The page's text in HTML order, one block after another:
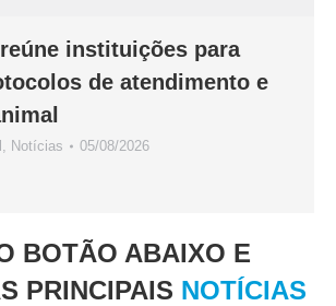
instituições para
de atendimento e
Notícias 05/08/2026
BOTÃO ABAIXO E
PRINCIPAIS NOTÍCIAS